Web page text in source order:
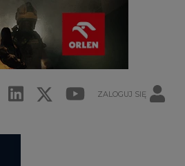
ZALOGUJ SIĘ